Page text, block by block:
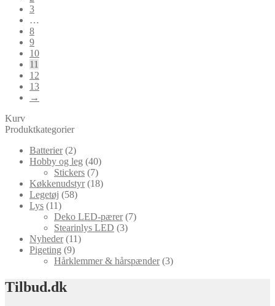
3
…
8
9
10
11
12
13
→
Kurv
Produktkategorier
Batterier (2)
Hobby og leg (40)
Stickers (7)
Køkkenudstyr (18)
Legetøj (58)
Lys (11)
Deko LED-pærer (7)
Stearinlys LED (3)
Nyheder (11)
Pigeting (9)
Hårklemmer & hårspænder (3)
Tilbud.dk